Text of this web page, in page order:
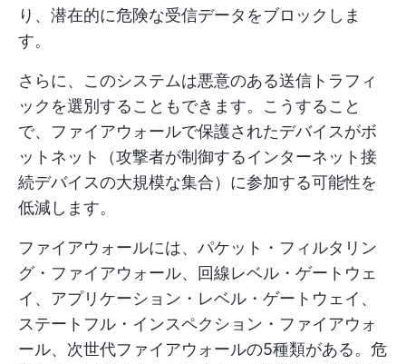
り、潜在的に危険な受信データをブロックしま
す。
さらに、このシステムは悪意のある送信トラフィ
ックを選別することもできます。こうすること
で、ファイアウォールで保護されたデバイスがボ
ットネット（攻撃者が制御するインターネット接
続デバイスの大規模な集合）に参加する可能性を
低減します。
ファイアウォールには、パケット・フィルタリン
グ・ファイアウォール、回線レベル・ゲートウェ
イ、アプリケーション・レベル・ゲートウェイ、
ステートフル・インスペクション・ファイアウォ
ール、次世代ファイアウォールの5種類がある。危